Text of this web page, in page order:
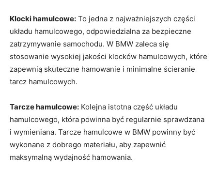
Klocki hamulcowe: To jedna ‍z ‌najważniejszych części
układu hamulcowego, odpowiedzialna za bezpieczne
zatrzymywanie samochodu. W BMW⁤ zaleca się
stosowanie wysokiej jakości‌ klocków hamulcowych, które
zapewnią skuteczne hamowanie i minimalne ścieranie
tarcz hamulcowych.
Tarcze hamulcowe: Kolejna istotna część układu
hamulcowego, która powinna być ​regularnie sprawdzana
i wymieniana. Tarcze hamulcowe w BMW ‌powinny ⁤być
wykonane z dobrego materiału, aby zapewnić
maksymalną wydajność hamowania.